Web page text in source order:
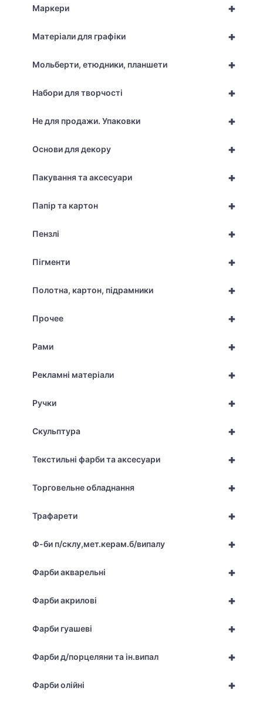
+
Маркери
+
Матеріали для графіки
+
Мольберти, етюдники, планшети
+
Набори для творчості
+
Не для продажи. Упаковки
+
Основи для декору
+
Пакування та аксесуари
+
Папір та картон
+
Пензлі
+
Пігменти
+
Полотна, картон, підрамники
+
Прочее
+
Рами
+
Рекламні матеріали
+
Ручки
+
Скульптура
+
Текстильні фарби та аксесуари
+
Торговельне обладнання
+
Трафарети
+
Ф-би п/склу,мет.керам.б/випалу
+
Фарби акварельні
+
Фарби акрилові
+
Фарби гуашеві
+
Фарби д/порцеляни та ін.випал
+
Фарби олійні